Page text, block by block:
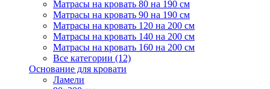
Матрасы на кровать 80 на 190 см
Матрасы на кровать 90 на 190 см
Матрасы на кровать 120 на 200 см
Матрасы на кровать 140 на 200 см
Матрасы на кровать 160 на 200 см
Все категории (12)
Основание для кровати
Ламели